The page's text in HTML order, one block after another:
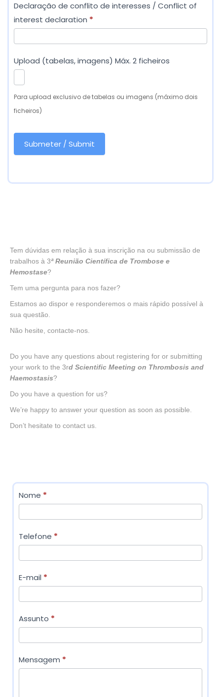
)
)
Declaração de conflito de interesses / Conflict of
interest declaration *
Upload (tabelas, imagens) Máx. 2 ficheiros
Para upload exclusivo de tabelas ou imagens (máximo dois
ficheiros)
Submeter / Submit
Tem dúvidas em relação à sua inscrição na ou submissão de
trabalhos à 3ª Reunião Científica de Trombose e
Hemostase?
Tem uma pergunta para nos fazer?
Estamos ao dispor e responderemos o mais rápido possível à
sua questão.
Não hesite, contacte-nos.
Do you have any questions about registering for or submitting
your work to the 3rd Scientific Meeting on Thrombosis and
Haemostasis?
Do you have a question for us?
We’re happy to answer your question as soon as possible.
Don’t hesitate to contact us.
C
n
t
t
Nome *
Telefone *
E-mail *
Assunto *
Mensagem *